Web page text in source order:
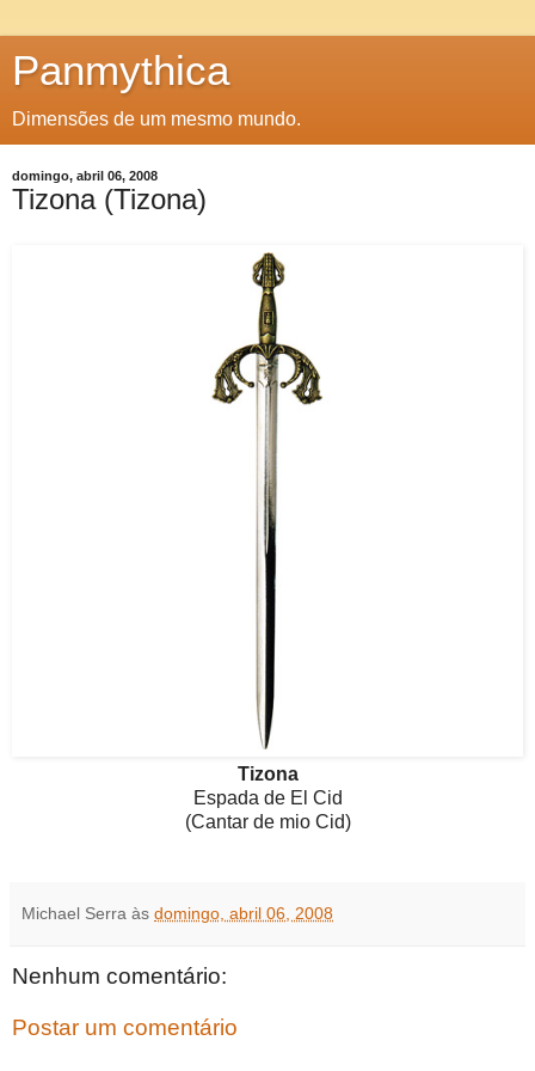
Panmythica
Dimensões de um mesmo mundo.
domingo, abril 06, 2008
Tizona (Tizona)
Tizona
Espada de El Cid
(Cantar de mio Cid)
Michael Serra às domingo, abril 06, 2008
Nenhum comentário:
Postar um comentário